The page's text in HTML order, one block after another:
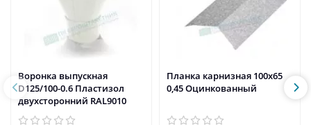
Воронка выпускная
D125/100-0.6 Пластизол
двухсторонний RAL9010
Планка карнизная 100х65
0,45 Оцинкованный